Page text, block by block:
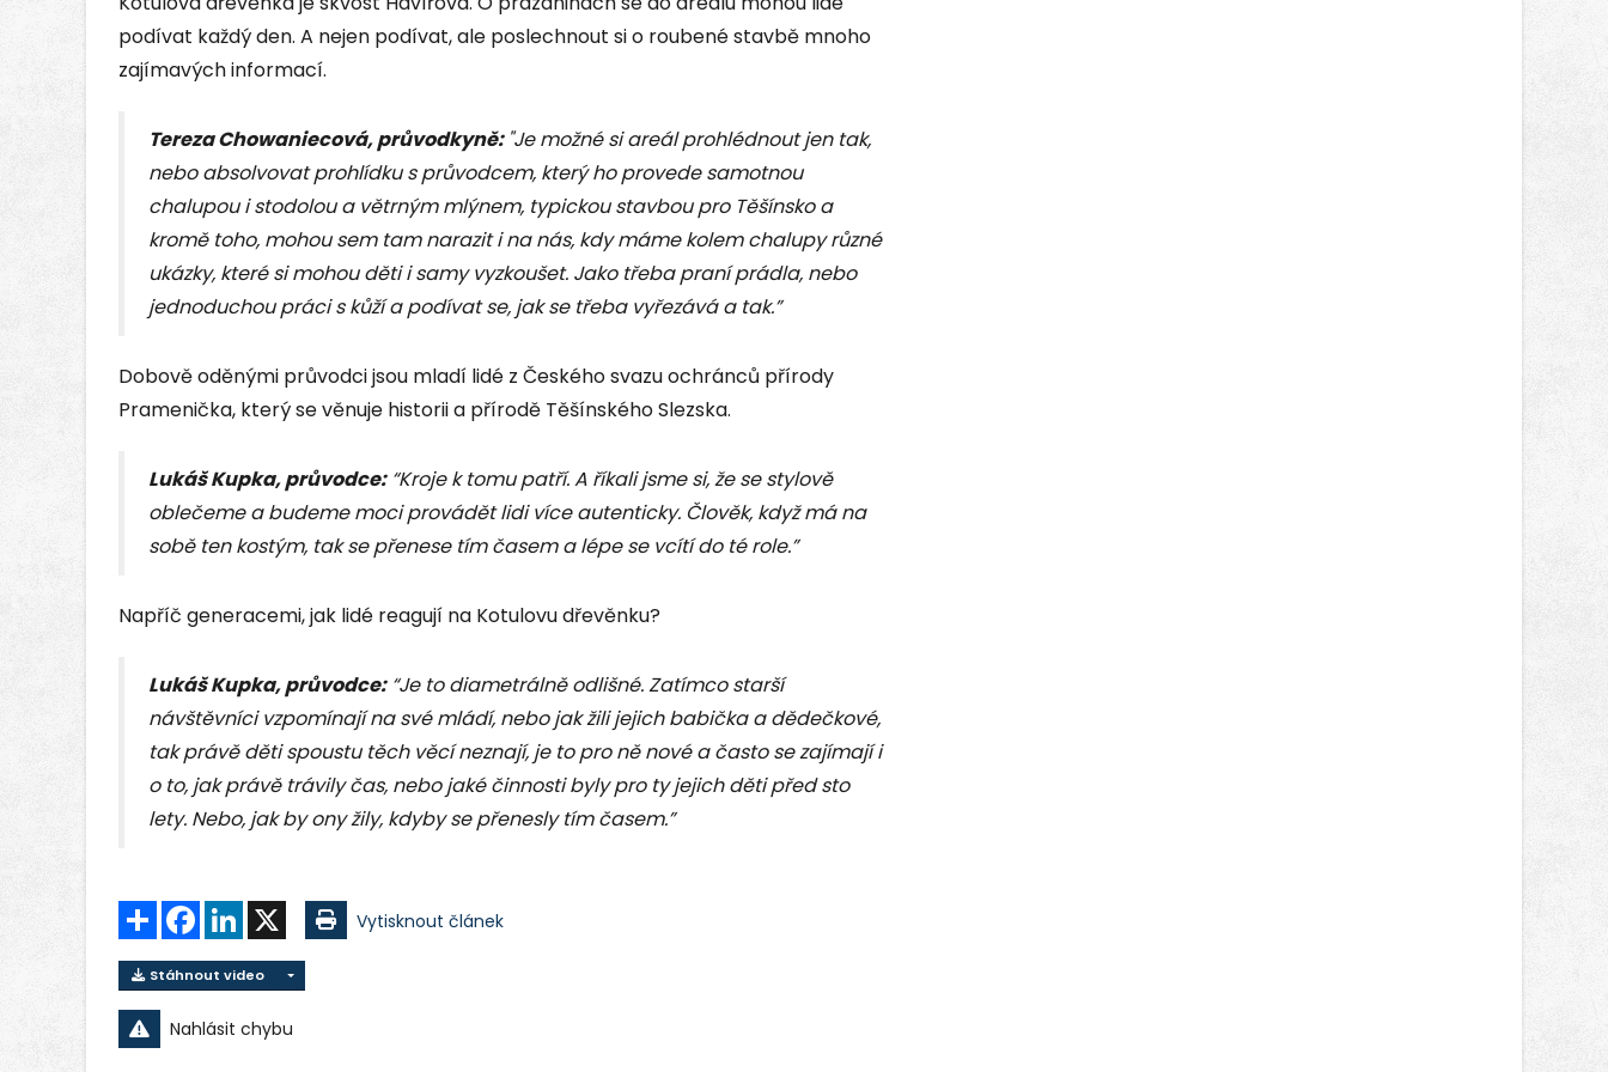
podívat každý den. A nejen podívat, ale poslechnout si o roubené stavbě mnoho
zajímavých informací.
Tereza Chowaniecová, průvodkyně: "Je možné si areál prohlédnout jen tak,
nebo absolvovat prohlídku s průvodcem, který ho provede samotnou
chalupou i stodolou a větrným mlýnem, typickou stavbou pro Těšínsko a
kromě toho, mohou sem tam narazit i na nás, kdy máme kolem chalupy různé
ukázky, které si mohou děti i samy vyzkoušet. Jako třeba praní prádla, nebo
jednoduchou práci s kůží a podívat se, jak se třeba vyřezává a tak.”
Dobově oděnými průvodci jsou mladí lidé z Českého svazu ochránců přírody
Pramenička, který se věnuje historii a přírodě Těšínského Slezska.
Lukáš Kupka, průvodce:“Kroje k tomu patří. A říkali jsme si, že se stylově
oblečeme a budeme moci provádět lidi více autenticky. Člověk, když má na
sobě ten kostým, tak se přenese tím časem a lépe se vcítí do té role.”
Napříč generacemi, jak lidé reagují na Kotulovu dřevěnku?
Lukáš Kupka, průvodce:“Je to diametrálně odlišné. Zatímco starší
návštěvníci vzpomínají na své mládí, nebo jak žili jejich babička a dědečkové,
tak právě děti spoustu těch věcí neznají, je to pro ně nové a často se zajímají i
o to, jak právě trávily čas, nebo jaké činnosti byly pro ty jejich děti před sto
lety. Nebo, jak by ony žily, kdyby se přenesly tím časem.”
Sdílet FacebookLinkedIn Vytisknout článek
Stáhnout video
Nahlásit chybu